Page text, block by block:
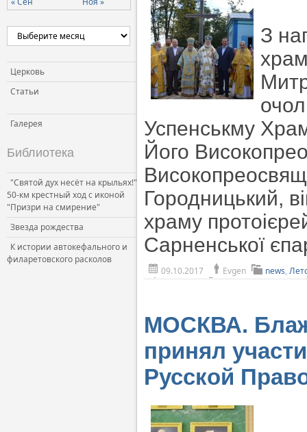
Церковь и власть
Церковь и общество
Церковь и СМИ
Церковь
Статьи
Галерея
Библиотека
"Святой дух несёт на крыльях!"
50-км крестный ход с иконой
"Призри на смирение"
Звезда рождества
К истории автокефального и
филаретовского расколов
З
Успенськму
Його
Городницький,
храму
Сарненської
09.10.2017 Evgen news,
МОСКВА.
принял
Русской